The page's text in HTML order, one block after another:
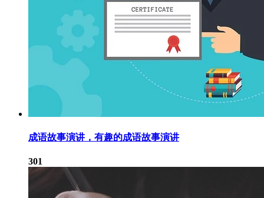
成语故事演讲，有趣的成语故事演讲
301